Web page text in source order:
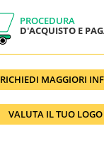
PROCEDURA
D'ACQUISTO E
RICHIEDI MAGGIORI
VALUTA IL TUO LOGO